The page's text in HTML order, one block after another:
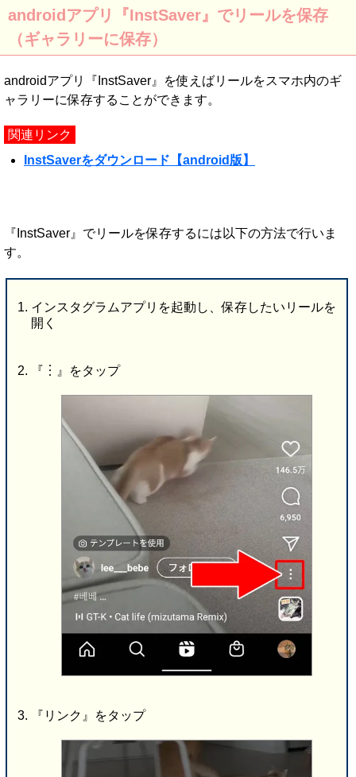
androidアプリ『InstSaver』でリールを保存
（ギャラリーに保存）
androidアプリ『InstSaver』を使えばリールをスマホ内のギ
ャラリーに保存することができます。
関連リンク
InstSaverをダウンロード【android版】
『InstSaver』でリールを保存するには以下の方法で行いま
す。
インスタグラムアプリを起動し、保存したいリールを
開く
『︙』をタップ
『リンク』をタップ